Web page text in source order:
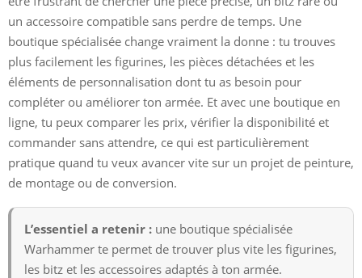
un accessoire compatible sans perdre de temps. Une
boutique spécialisée change vraiment la donne : tu trouves
plus facilement les figurines, les pièces détachées et les
éléments de personnalisation dont tu as besoin pour
compléter ou améliorer ton armée. Et avec une boutique en
ligne, tu peux comparer les prix, vérifier la disponibilité et
commander sans attendre, ce qui est particulièrement
pratique quand tu veux avancer vite sur un projet de peinture,
de montage ou de conversion.
L’essentiel a retenir : une boutique spécialisée
Warhammer te permet de trouver plus vite les figurines,
les bitz et les accessoires adaptés à ton armée.